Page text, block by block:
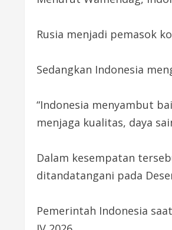
Rusia menjadi pemasok
Sedangkan Indonesia
“Indonesia menyambut
menjaga kualitas, daya
Dalam kesempatan
ditandatangani pada
Pemerintah Indonesia